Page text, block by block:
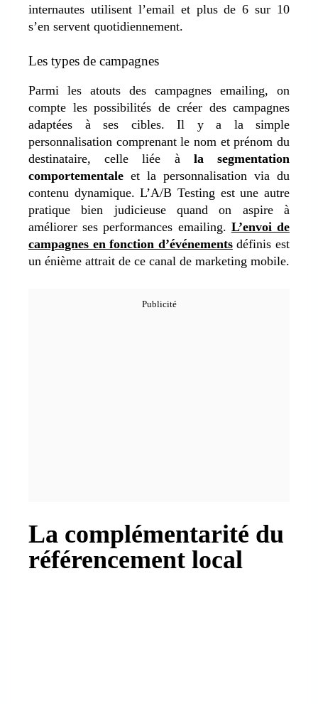
internautes utilisent l’email et plus de 6 sur 10
s’en servent quotidiennement.
Les types de campagnes
Parmi les atouts des campagnes emailing, on
compte les possibilités de créer des campagnes
adaptées à ses cibles. Il y a la simple
personnalisation comprenant le nom et prénom du
destinataire, celle liée à la segmentation
comportementale et la personnalisation via du
contenu dynamique. L’A/B Testing est une autre
pratique bien judicieuse quand on aspire à
améliorer ses performances emailing. L’envoi de
campagnes en fonction d’événementsdéfinis est
un énième attrait de ce canal de marketing mobile.
La complémentarité du
référencement local